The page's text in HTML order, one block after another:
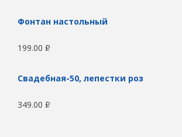
Фонтан настольный
199.00 Р
Свадебная-50, лепестки роз
349.00 Р